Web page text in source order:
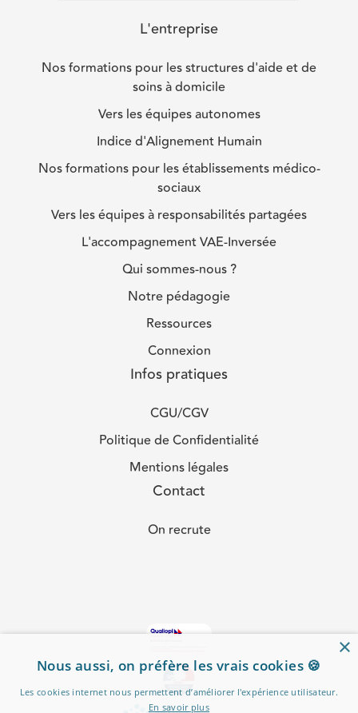
L'entreprise
Nos formations pour les structures d'aide et de
soins à domicile
Vers les équipes autonomes
Indice d'Alignement Humain
Nos formations pour les établissements médico-
sociaux
Vers les équipes à responsabilités partagées
L'accompagnement VAE-Inversée
Qui sommes-nous ?
Notre pédagogie
Ressources
Connexion
Infos pratiques
CGU/CGV
Politique de Confidentialité
Mentions légales
Contact
On recrute
×
Nous aussi, on préfère les vrais cookies 🍪
Les cookies internet nous permettent d’améliorer l'expérience utilisateur.
En savoir plus